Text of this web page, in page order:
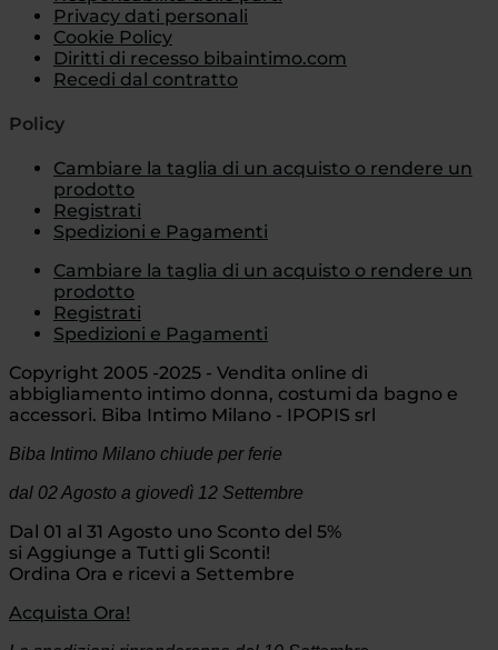
Privacy dati personali
Cookie Policy
Diritti di recesso bibaintimo.com
Recedi dal contratto
Policy
Cambiare la taglia di un acquisto o rendere un
prodotto
Registrati
Spedizioni e Pagamenti
Cambiare la taglia di un acquisto o rendere un
prodotto
Registrati
Spedizioni e Pagamenti
Copyright 2005 -2025 - Vendita online di
abbigliamento intimo donna, costumi da bagno e
accessori. Biba Intimo Milano - IPOPIS srl
Biba Intimo Milano chiude per ferie
dal 02 Agosto a giovedì 12 Settembre
Dal 01 al 31 Agosto uno Sconto del 5%
si Aggiunge a Tutti gli Sconti!
Ordina Ora e ricevi a Settembre
Acquista Ora!